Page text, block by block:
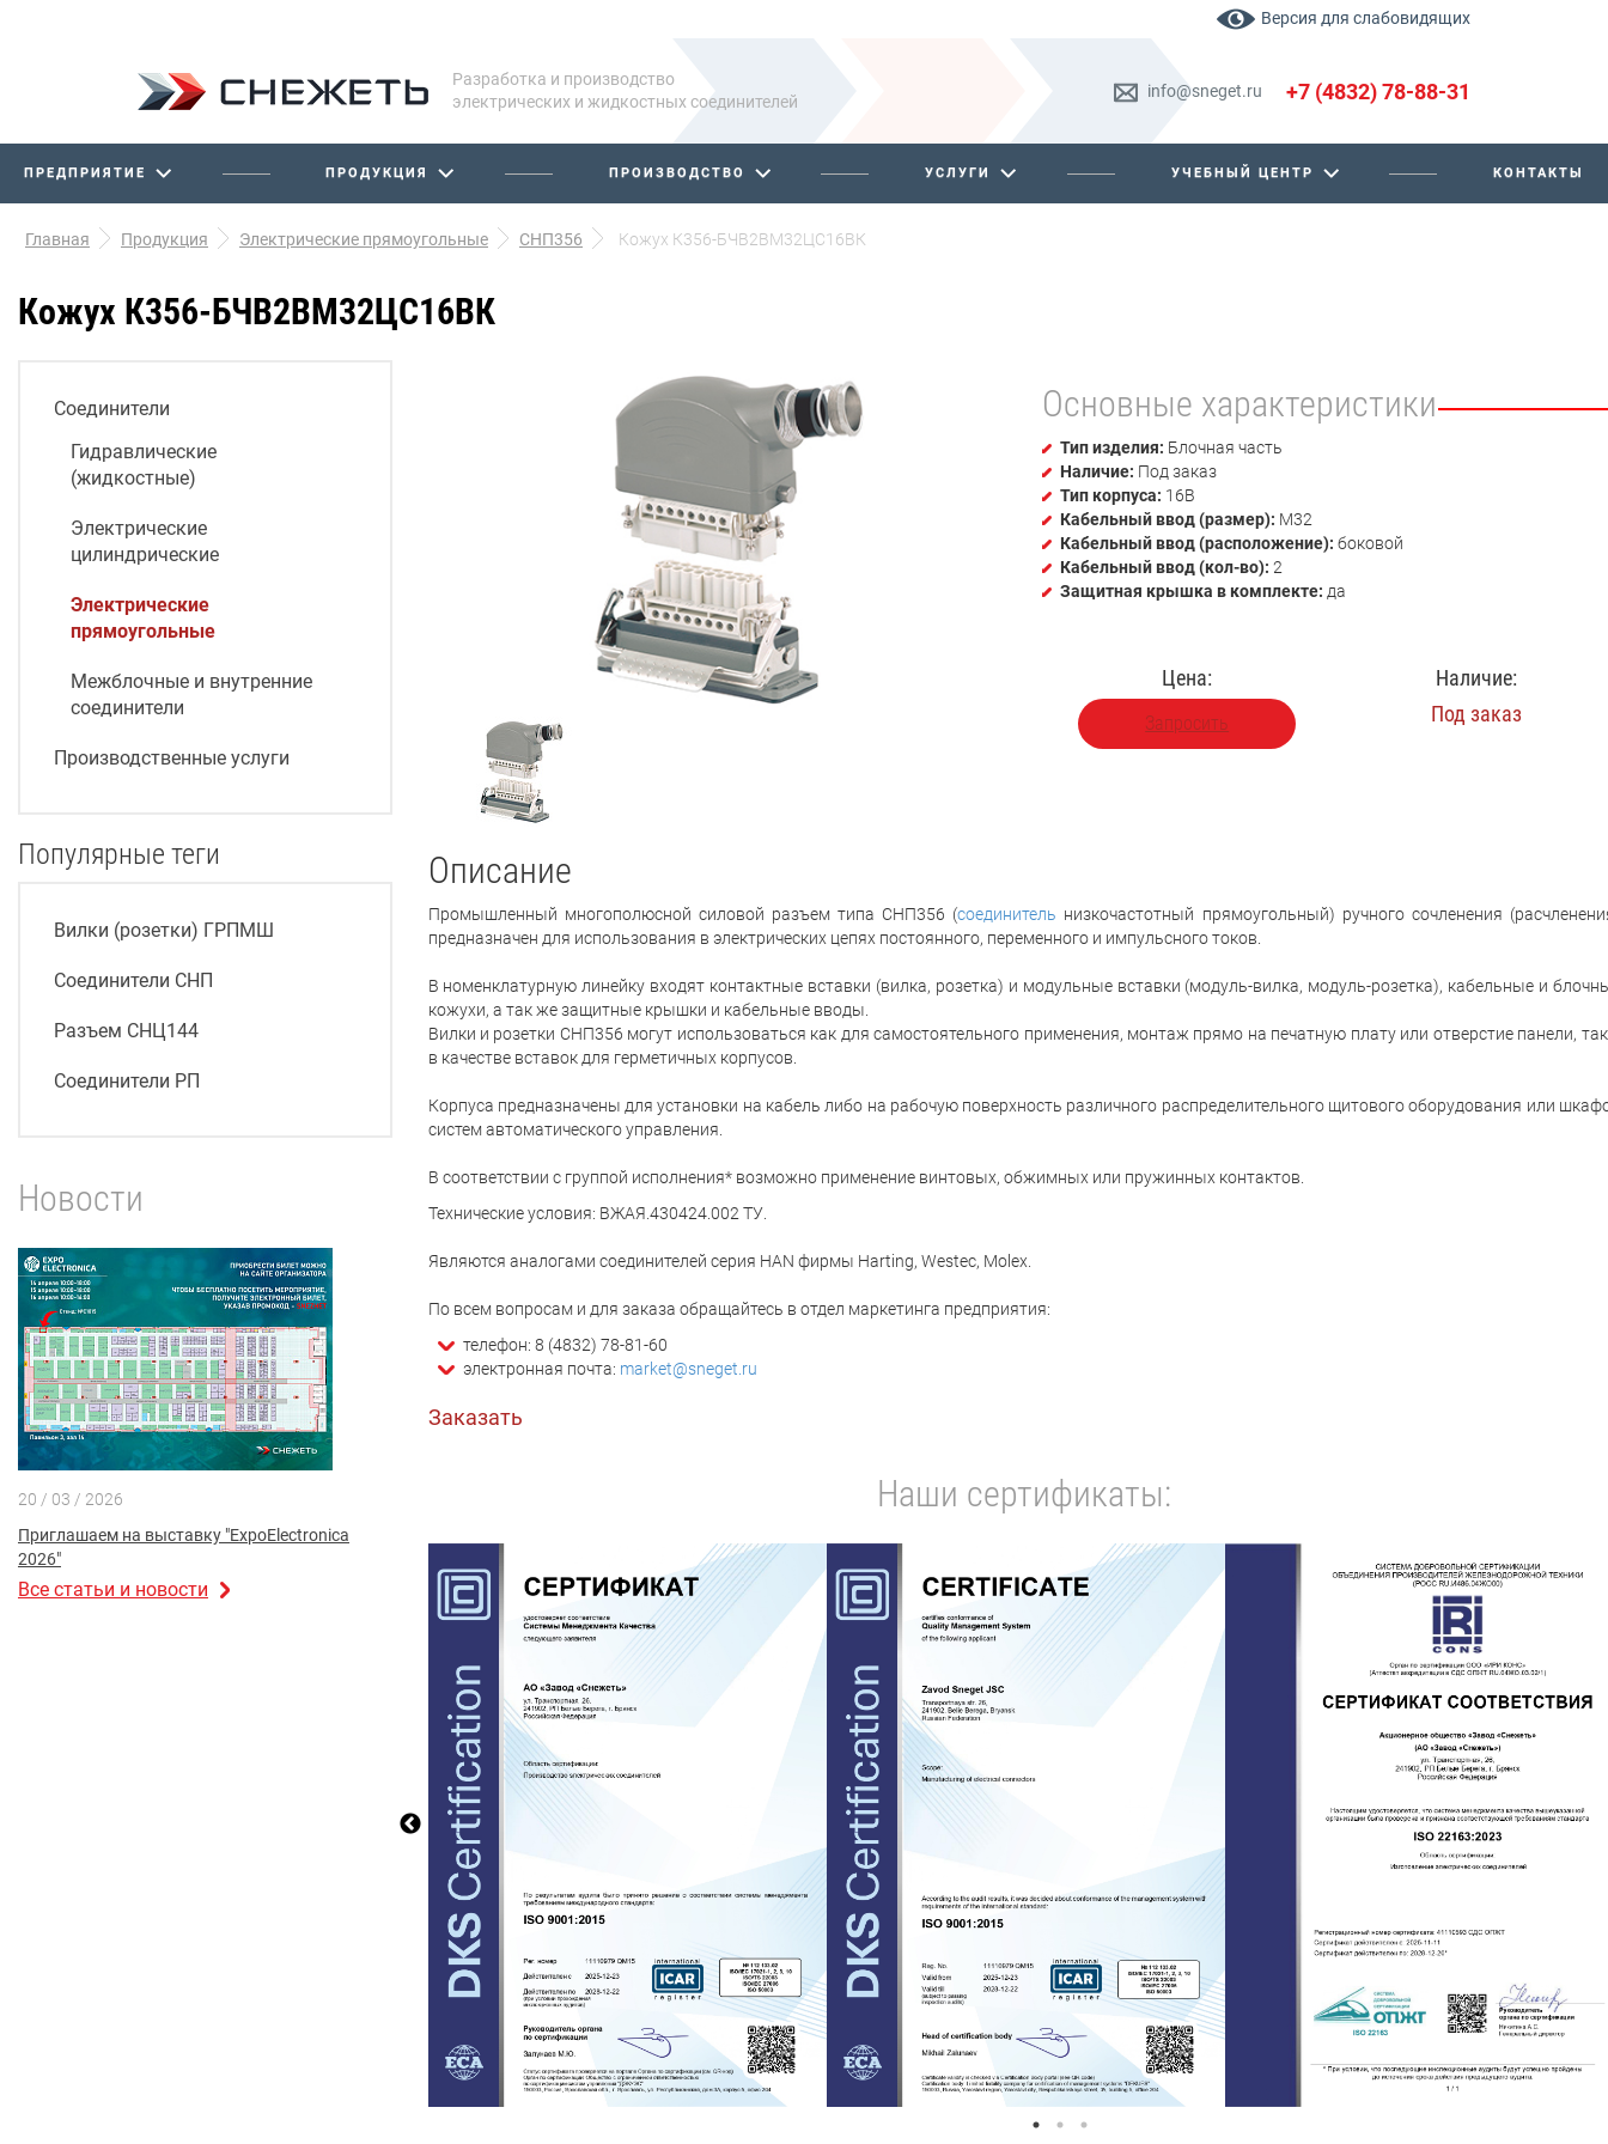
Версия для слабовидящих
Разработка и производство
электрических и жидкостных соединителей
info@sneget.ru +7 (4832) 78-88-31
ПРЕДПРИЯТИЕ ПРОДУКЦИЯ ПРОИЗВОДСТВО УСЛУГИ УЧЕБНЫЙ ЦЕНТР КОНТАКТЫ
Главная Продукция Электрические прямоугольные СНП356 Кожух К356-БЧВ2ВМ32ЦС16ВК
Кожух К356-БЧВ2ВМ32ЦС16ВК
Соединители
Гидравлические
(жидкостные)
Электрические
цилиндрические
Электрические
прямоугольные
Межблочные и внутренние
соединители
Производственные услуги
Популярные теги
Вилки (розетки) ГРПМШ
Соединители СНП
Разъем СНЦ144
Соединители РП
Новости
20 / 03 / 2026
Приглашаем на выставку "ExpoElectronica
2026"
Все статьи и новости
Основные характеристики
Тип изделия: Блочная часть
Наличие: Под заказ
Тип корпуса: 16В
Кабельный ввод (размер): М32
Кабельный ввод (расположение): боковой
Кабельный ввод (кол-во): 2
Защитная крышка в комплекте: да
Цена:
Запросить
Наличие:
Под заказ
Описание
Промышленный многополюсной силовой разъем типа СНП356 (соединитель низкочастотный прямоугольный) ручного сочленения
предназначен для использования в электрических цепях постоянного, переменного и импульсного токов.
В номенклатурную линейку входят контактные вставки (вилка, розетка) и модульные вставки (модуль-вилка, модуль-розетка), кабельные и
кожухи, а так же защитные крышки и кабельные вводы.
Вилки и розетки СНП356 могут использоваться как для самостоятельного применения, монтаж прямо на печатную плату или отверстие панели,
в качестве вставок для герметичных корпусов.
Корпуса предназначены для установки на кабель либо на рабочую поверхность различного распределительного щитового оборудования или
систем автоматического управления.
В соответствии с группой исполнения* возможно применение винтовых, обжимных или пружинных контактов.
Технические условия: ВЖАЯ.430424.002 ТУ.
Являются аналогами соединителей серия HAN фирмы Harting, Westec, Molex.
По всем вопросам и для заказа обращайтесь в отдел маркетинга предприятия:
телефон: 8 (4832) 78-81-60
электронная почта: market@sneget.ru
Заказать
Наши сертификаты: